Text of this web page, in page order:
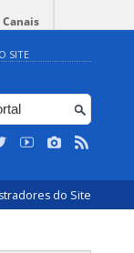
Canais
SITE
do Site